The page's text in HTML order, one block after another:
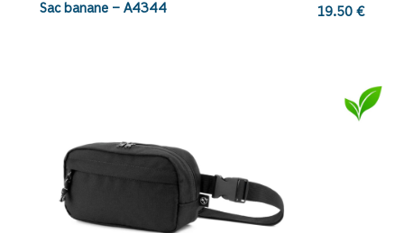
Sac banane – A4344 19.50 €